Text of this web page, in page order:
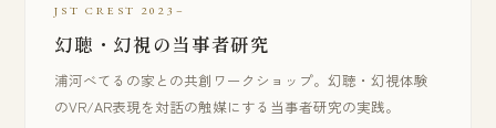
JST CREST 2023–
幻聴・幻視の当事者研究
浦河べてるの家との共創ワークショップ。幻聴・幻視体験
のVR/AR表現を対話の触媒にする当事者研究の実践。